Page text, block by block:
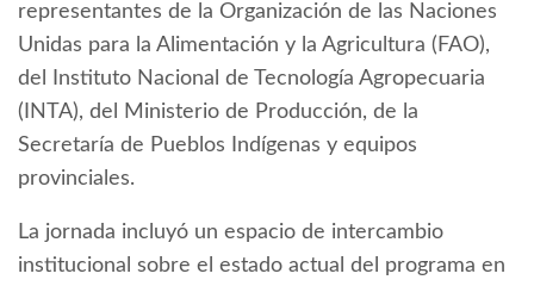
representantes de la Organización de las Naciones
Unidas para la Alimentación y la Agricultura (FAO),
del Instituto Nacional de Tecnología Agropecuaria
(INTA), del Ministerio de Producción, de la
Secretaría de Pueblos Indígenas y equipos
provinciales.
La jornada incluyó un espacio de intercambio
institucional sobre el estado actual del programa en